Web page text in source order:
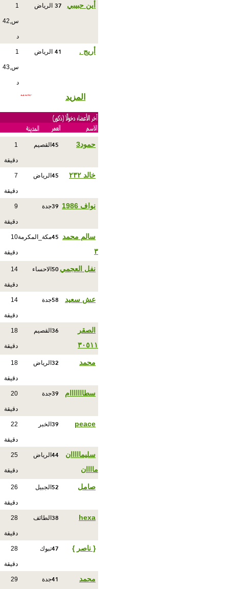
أين حبيبي 37 الرياض 1
س,42
د
أريج . 41 الرياض 1
س,43
د
المزيد
حمود3 45 القصيم 1
دقيقة
خالد ٢٣٢ 45 الرياض 7
دقيقة
نواف 1986 39جدة 9
دقيقة
سالم محمد
٣
45مكة_المكرمة10
دقيقة
نفل العجمي 50 الاحساء 14
دقيقة
عش سعيد 58جدة 14
دقيقة
الصقر
٣٠٥١١
36 القصيم 18
دقيقة
‏محمد 32 الرياض 18
دقيقة
سطااااااام 39جدة 20
دقيقة
peace
39 الخبر 22
دقيقة
سليمااااان
ماااان
44 الرياض 25
دقيقة
صامل 52 الجبيل 26
دقيقة
hexa
38 الطائف 28
دقيقة
{ ناصر } 47تبوك 28
دقيقة
محمد
41جدة 29